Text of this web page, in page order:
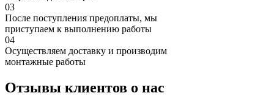
03
После поступления предоплаты, мы
приступаем к выполнению работы
04
Осуществляем доставку и производим
монтажные работы
Отзывы клиентов о нас